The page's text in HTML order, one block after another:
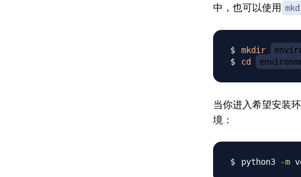
中，也可以使用
mkdir
cd
当你进入希望安装
境：
python3 -m